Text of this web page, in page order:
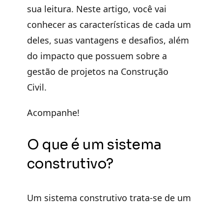
sua leitura. Neste artigo, você vai
conhecer as características de cada um
deles, suas vantagens e desafios, além
do impacto que possuem sobre a
gestão de projetos na Construção
Civil.
Acompanhe!
O que é um sistema
construtivo?
Um sistema construtivo trata-se de um